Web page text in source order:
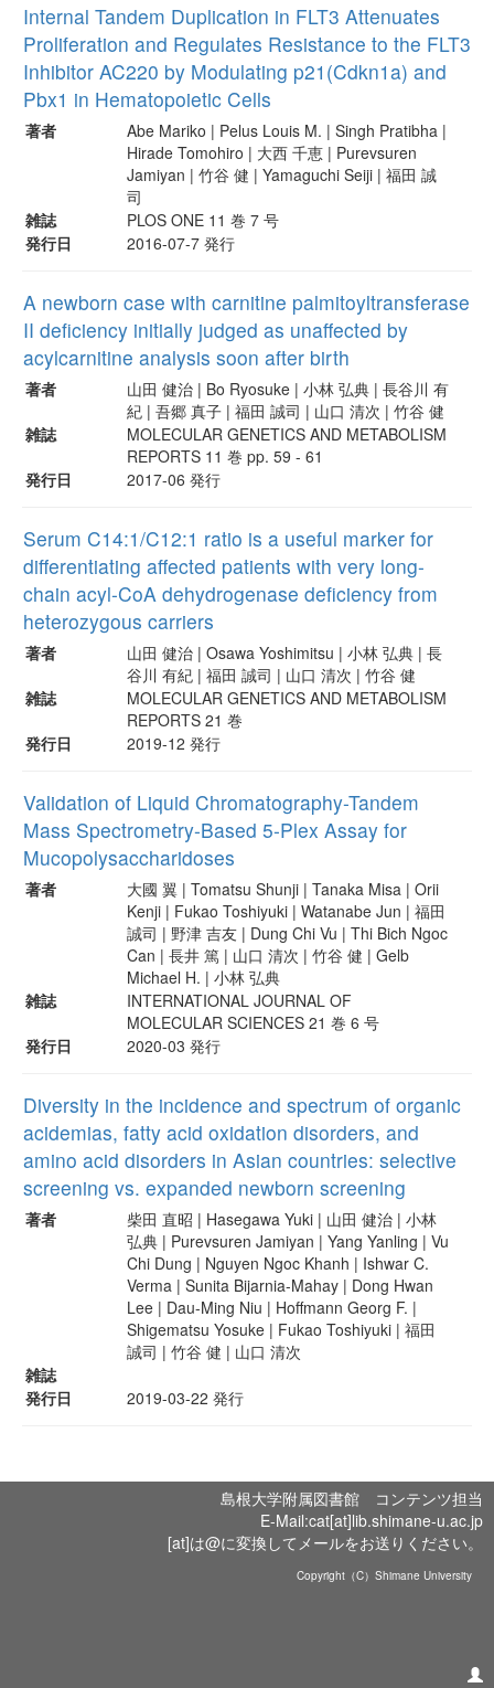
Internal Tandem Duplication in FLT3 Attenuates
Proliferation and Regulates Resistance to the FLT3
Inhibitor AC220 by Modulating p21(Cdkn1a) and
Pbx1 in Hematopoietic Cells
著者
Abe Mariko | Pelus Louis M. | Singh Pratibha |
Hirade Tomohiro | 大西 千恵 | Purevsuren
Jamiyan | 竹谷 健 | Yamaguchi Seiji | 福田 誠
司
雑誌
PLOS ONE 11 巻 7 号
発行日
2016-07-7 発行
A newborn case with carnitine palmitoyltransferase
II deficiency initially judged as unaffected by
acylcarnitine analysis soon after birth
著者
山田 健治 | Bo Ryosuke | 小林 弘典 | 長谷川 有
紀 | 吾郷 真子 | 福田 誠司 | 山口 清次 | 竹谷 健
雑誌
MOLECULAR GENETICS AND METABOLISM
REPORTS 11 巻 pp. 59 - 61
発行日
2017-06 発行
Serum C14:1/C12:1 ratio is a useful marker for
differentiating affected patients with very long-
chain acyl-CoA dehydrogenase deficiency from
heterozygous carriers
著者
山田 健治 | Osawa Yoshimitsu | 小林 弘典 | 長
谷川 有紀 | 福田 誠司 | 山口 清次 | 竹谷 健
雑誌
MOLECULAR GENETICS AND METABOLISM
REPORTS 21 巻
発行日
2019-12 発行
Validation of Liquid Chromatography-Tandem
Mass Spectrometry-Based 5-Plex Assay for
Mucopolysaccharidoses
著者
大國 翼 | Tomatsu Shunji | Tanaka Misa | Orii
Kenji | Fukao Toshiyuki | Watanabe Jun | 福田
誠司 | 野津 吉友 | Dung Chi Vu | Thi Bich Ngoc
Can | 長井 篤 | 山口 清次 | 竹谷 健 | Gelb
Michael H. | 小林 弘典
雑誌
INTERNATIONAL JOURNAL OF
MOLECULAR SCIENCES 21 巻 6 号
発行日
2020-03 発行
Diversity in the incidence and spectrum of organic
acidemias, fatty acid oxidation disorders, and
amino acid disorders in Asian countries: selective
screening vs. expanded newborn screening
著者
柴田 直昭 | Hasegawa Yuki | 山田 健治 | 小林
弘典 | Purevsuren Jamiyan | Yang Yanling | Vu
Chi Dung | Nguyen Ngoc Khanh | Ishwar C.
Verma | Sunita Bijarnia-Mahay | Dong Hwan
Lee | Dau-Ming Niu | Hoffmann Georg F. |
Shigematsu Yosuke | Fukao Toshiyuki | 福田
誠司 | 竹谷 健 | 山口 清次
雑誌
発行日
2019-03-22 発行
島根大学附属図書館 コンテンツ担当
E-Mail:cat[at]lib.shimane-u.ac.jp
[at]は@に変換してメールをお送りください。
Copyright（C）Shimane University